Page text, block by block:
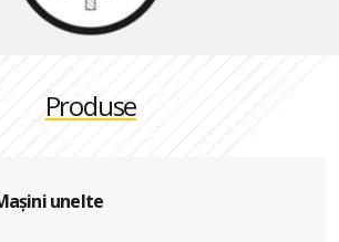
Produse
unelte